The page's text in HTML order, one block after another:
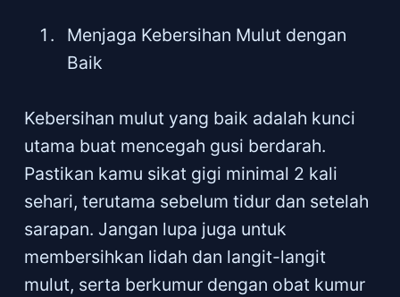
Menjaga Kebersihan Mulut dengan
Baik
Kebersihan mulut yang baik adalah kunci
utama buat mencegah gusi berdarah.
Pastikan kamu sikat gigi minimal 2 kali
sehari, terutama sebelum tidur dan setelah
sarapan. Jangan lupa juga untuk
membersihkan lidah dan langit-langit
mulut, serta berkumur dengan obat kumur